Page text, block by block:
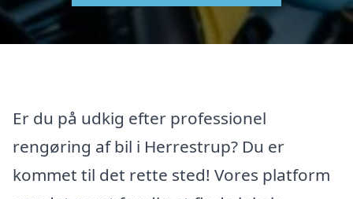
Er du på udkig efter professionel
rengøring af bil i Herrestrup? Du er
kommet til det rette sted! Vores platform